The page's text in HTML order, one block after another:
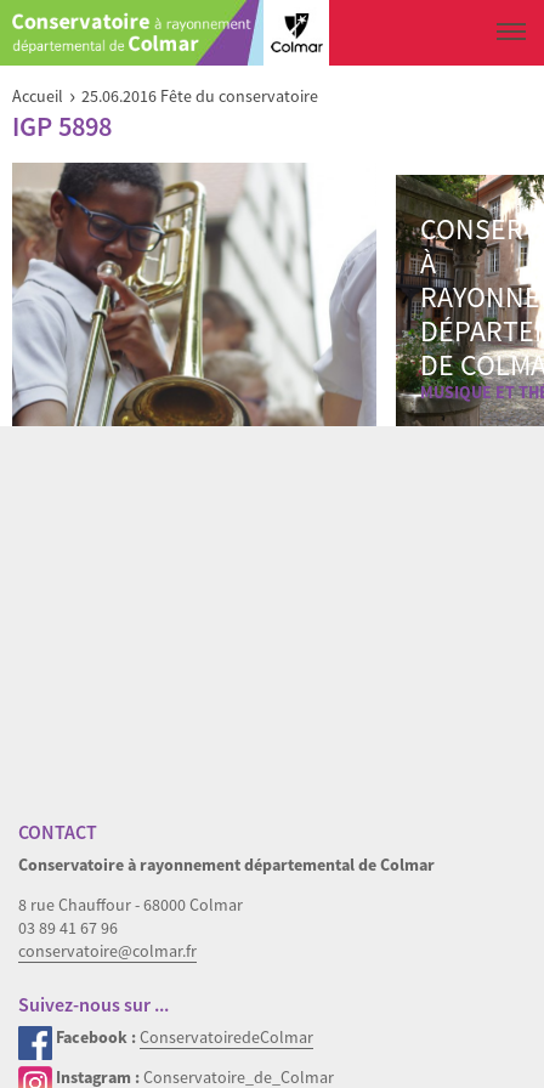
Aller au contenu principal
Vous êtes ici
Accueil › 25.06.2016 Fête du conservatoire
IGP 5898
À
DE
MUSIQUE ET
CONTACT
Conservatoire à rayonnement départemental de Colmar
8 rue Chauffour - 68000 Colmar
03 89 41 67 96
conservatoire@colmar.fr
Suivez-nous sur ...
Facebook :ConservatoiredeColmar
Instagram :Conservatoire_de_Colmar